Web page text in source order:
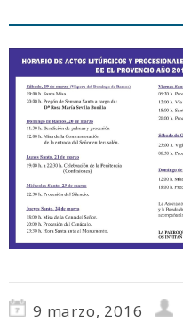
9 marzo, 2016